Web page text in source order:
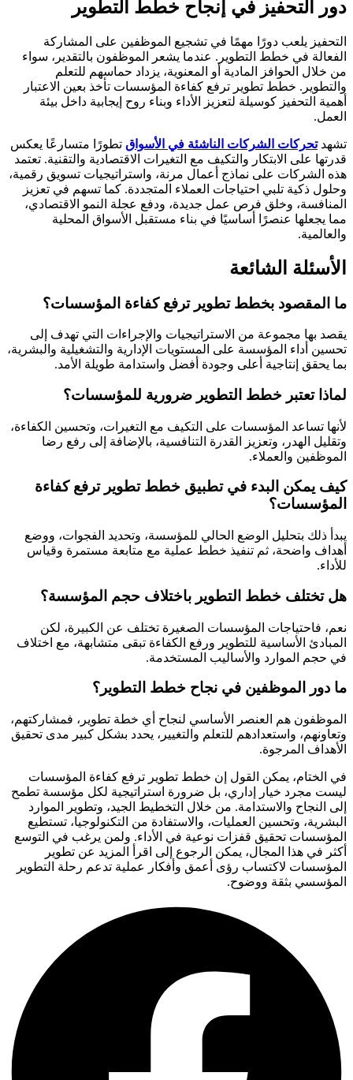
دور التحفيز في إنجاح خطط التطوير
التحفيز يلعب دورًا مهمًا في تشجيع الموظفين على المشاركة
الفعالة في خطط التطوير. عندما يشعر الموظفون بالتقدير، سواء
من خلال الحوافز المادية أو المعنوية، يزداد حماسهم للتعلم
والتطوير. خطط تطوير ترفع كفاءة المؤسسات تأخذ بعين الاعتبار
أهمية التحفيز كوسيلة لتعزيز الأداء وبناء روح إيجابية داخل بيئة
العمل.
تشهدتحركات الشركات الناشئة في الأسواق تطورًا متسارعًا يعكس
قدرتها على الابتكار والتكيف مع التغيرات الاقتصادية والتقنية. تعتمد
هذه الشركات على نماذج أعمال مرنة، واستراتيجيات تسويق رقمية،
وحلول ذكية تلبي احتياجات العملاء المتجددة. كما تسهم في تعزيز
المنافسة، وخلق فرص عمل جديدة، ودفع عجلة النمو الاقتصادي،
مما يجعلها عنصرًا أساسيًا في بناء مستقبل الأسواق المحلية
والعالمية.
الأسئلة الشائعة
ما المقصود بخطط تطوير ترفع كفاءة المؤسسات؟
يقصد بها مجموعة من الاستراتيجيات والإجراءات التي تهدف إلى
تحسين أداء المؤسسة على المستويات الإدارية والتشغيلية والبشرية،
بما يحقق إنتاجية أعلى وجودة أفضل واستدامة طويلة الأمد.
لماذا تعتبر خطط التطوير ضرورية للمؤسسات؟
لأنها تساعد المؤسسات على التكيف مع التغيرات، وتحسين الكفاءة،
وتقليل الهدر، وتعزيز القدرة التنافسية، بالإضافة إلى رفع رضا
الموظفين والعملاء.
كيف يمكن البدء في تطبيق خطط تطوير ترفع كفاءة
المؤسسات؟
يبدأ ذلك بتحليل الوضع الحالي للمؤسسة، وتحديد الفجوات، ووضع
أهداف واضحة، ثم تنفيذ خطط عملية مع متابعة مستمرة وقياس
للأداء.
هل تختلف خطط التطوير باختلاف حجم المؤسسة؟
نعم، فاحتياجات المؤسسات الصغيرة تختلف عن الكبيرة، لكن
المبادئ الأساسية للتطوير ورفع الكفاءة تبقى متشابهة، مع اختلاف
في حجم الموارد والأساليب المستخدمة.
ما دور الموظفين في نجاح خطط التطوير؟
الموظفون هم العنصر الأساسي لنجاح أي خطة تطوير، فمشاركتهم،
وتعاونهم، واستعدادهم للتعلم والتغيير، يحدد بشكل كبير مدى تحقيق
الأهداف المرجوة.
في الختام، يمكن القول إن خطط تطوير ترفع كفاءة المؤسسات
ليست مجرد خيار إداري، بل ضرورة استراتيجية لكل مؤسسة تطمح
إلى النجاح والاستدامة. من خلال التخطيط الجيد، وتطوير الموارد
البشرية، وتحسين العمليات، والاستفادة من التكنولوجيا، تستطيع
المؤسسات تحقيق قفزات نوعية في الأداء. ولمن يرغب في التوسع
أكثر في هذا المجال، يمكن الرجوع إلى اقرأ المزيد عن تطوير
المؤسسات لاكتساب رؤى أعمق وأفكار عملية تدعم رحلة التطوير
المؤسسي بثقة ووضوح.